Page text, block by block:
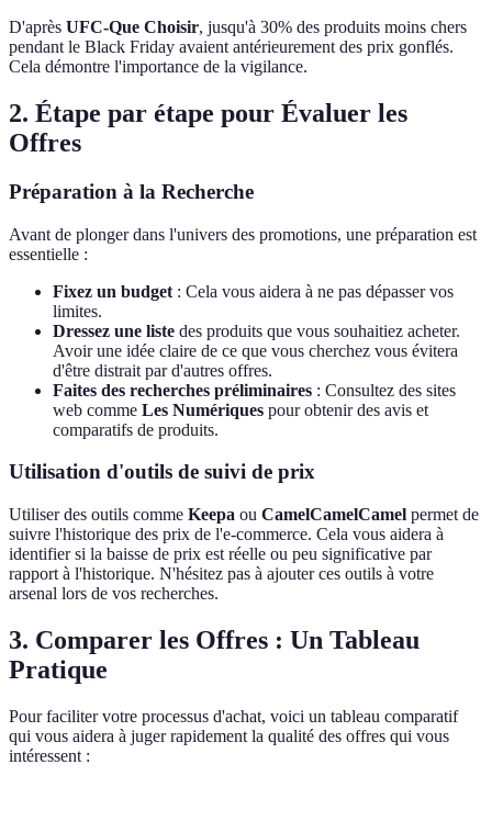
D'après UFC-Que Choisir, jusqu'à 30% des produits moins chers
pendant le Black Friday avaient antérieurement des prix gonflés.
Cela démontre l'importance de la vigilance.
2. Étape par étape pour Évaluer les
Offres
Préparation à la Recherche
Avant de plonger dans l'univers des promotions, une préparation est
essentielle :
Fixez un budget : Cela vous aidera à ne pas dépasser vos
limites.
Dressez une liste des produits que vous souhaitiez acheter.
Avoir une idée claire de ce que vous cherchez vous évitera
d'être distrait par d'autres offres.
Faites des recherches préliminaires : Consultez des sites
web comme Les Numériques pour obtenir des avis et
comparatifs de produits.
Utilisation d'outils de suivi de prix
Utiliser des outils comme Keepa ou CamelCamelCamel permet de
suivre l'historique des prix de l'e-commerce. Cela vous aidera à
identifier si la baisse de prix est réelle ou peu significative par
rapport à l'historique. N'hésitez pas à ajouter ces outils à votre
arsenal lors de vos recherches.
3. Comparer les Offres : Un Tableau
Pratique
Pour faciliter votre processus d'achat, voici un tableau comparatif
qui vous aidera à juger rapidement la qualité des offres qui vous
intéressent :